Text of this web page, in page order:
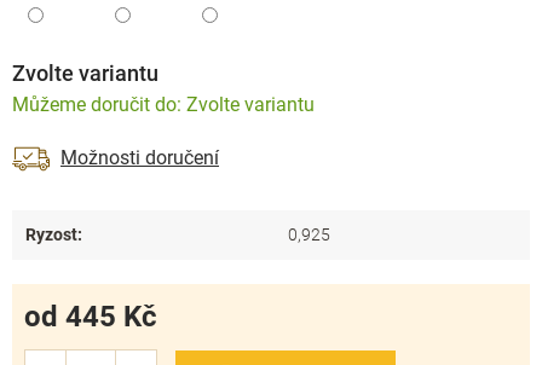
Zvolte variantu
Zvolte variantu
Možnosti doručení
od 445 Kč
Ryzost: 0,925